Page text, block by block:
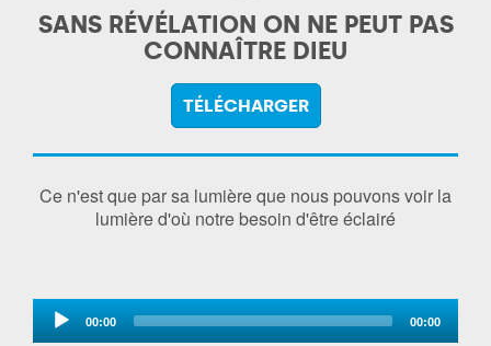
SANS RÉVÉLATION ON NE PEUT PAS
CONNAÎTRE DIEU
TÉLÉCHARGER
Ce n'est que par sa lumière que nous pouvons voir la
lumière d'où notre besoin d'être éclairé
Audio
Player 00:00 00:00